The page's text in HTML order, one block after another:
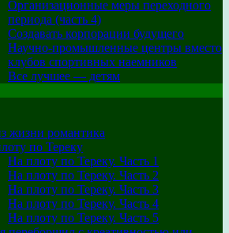
Организационные меры переходного
периода (часть 4)
Создавать корпорации будущего
Научно-промышленные центры вместо
клубов спортивных наемников
Все лучшее — детям
жизни романтика
по Тереку
На плоту по Тереку. Часть 1
На плоту по Тереку. Часть 2
На плоту по Тереку. Часть 3
На плоту по Тереку. Часть 4
На плоту по Тереку. Часть 5